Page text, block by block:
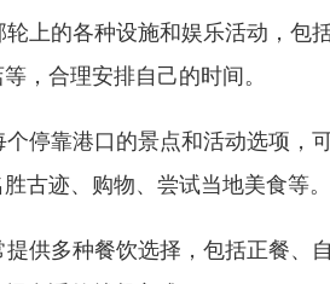
上的各种设施和娱乐活动，包
，合理安排自己的时间。
停靠港口的景点和活动选项，
古迹、购物、尝试当地美食等。
供多种餐饮选择，包括正餐、